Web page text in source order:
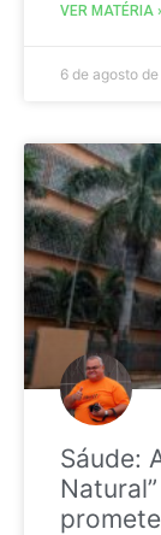
VER MATÉRIA
6 de agosto
Sáude: